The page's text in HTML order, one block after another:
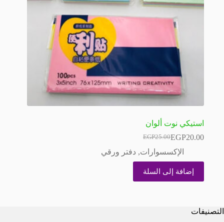
استيكي نوت ألوان
EGP25.00
السعر
الأصلي
هو:
EGP25.00.
EGP20.00
السعر
الحالي
هو:
EGP20.00.
الإكسسوارات, دفتر ورقي
إضافة إلى السلة
التصنيفات